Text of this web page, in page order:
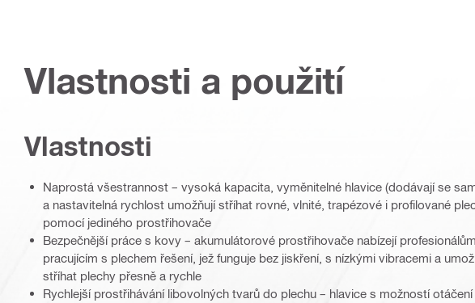
Vlastnosti a použití
Vlastnosti
Naprostá všestrannost – vysoká kapacita, vyměnitelné hlavice (dodávají se
a nastavitelná rychlost umožňují stříhat rovné, vlnité, trapézové i profilované
pomocí jediného prostřihovače
Bezpečnější práce s kovy – akumulátorové prostřihovače nabízejí profesionálům
pracujícím s plechem řešení, jež funguje bez jiskření, s nízkými vibracemi a
stříhat plechy přesně a rychle
Rychlejší prostřihávání libovolných tvarů do plechu – hlavice s možností otáčení